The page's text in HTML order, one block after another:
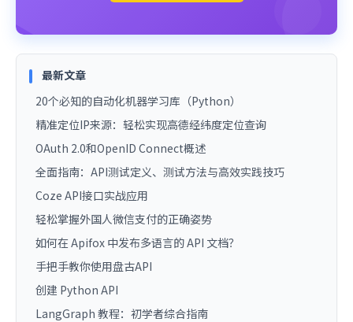
最新文章
20个必知的自动化机器学习库（Python）
精准定位IP来源：轻松实现高德经纬度定位查询
OAuth 2.0和OpenID Connect概述
全面指南：API测试定义、测试方法与高效实践技巧
Coze API接口实战应用
轻松掌握外国人微信支付的正确姿势
如何在 Apifox 中发布多语言的 API 文档？
手把手教你使用盘古API
创建 Python API
LangGraph 教程：初学者综合指南